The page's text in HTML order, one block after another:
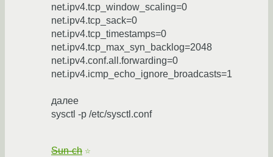
net.ipv4.tcp_window_scaling=0
net.ipv4.tcp_sack=0
net.ipv4.tcp_timestamps=0
net.ipv4.tcp_max_syn_backlog=2048
net.ipv4.conf.all.forwarding=0
net.ipv4.icmp_echo_ignore_broadcasts=1
далее
sysctl -p /etc/sysctl.conf
Sun-ch ☆